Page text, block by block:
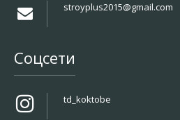
stroyplus2015@gmail.com
Соцсети
td_koktobe